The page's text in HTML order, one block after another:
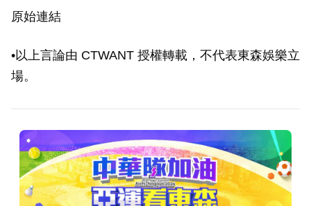
下波搜索
原始連結
•以上言論由 CTWANT 授權轉載，不代表東森娛樂立
場。